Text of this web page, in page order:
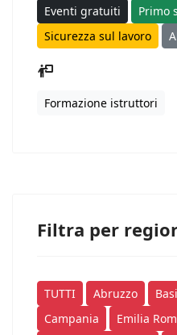
Eventi gratuiti
Primo
Sicurezza sul lavoro
Formazione istruttori
Filtra per
TUTTI Abruzzo
Campania
Emilia